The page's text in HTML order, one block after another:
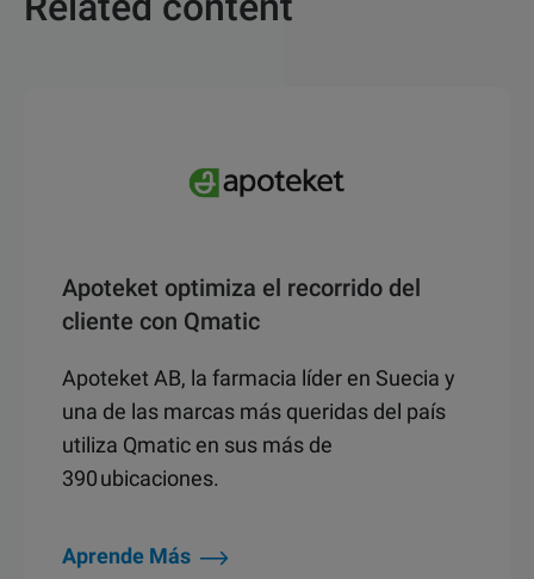
Apoteket optimiza el recorrido del
cliente con Qmatic
Apoteket AB, la farmacia líder en Suecia y
una de las marcas más queridas del país
utiliza Qmatic en sus más de
390 ubicaciones.
Aprende Más